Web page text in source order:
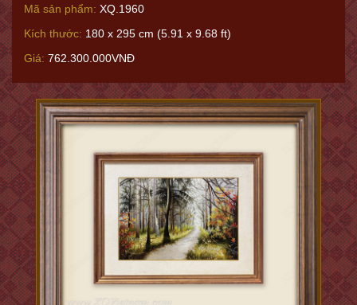
Mã sản phẩm: XQ.1960
Kích thước: 180 x 295 cm (5.91 x 9.68 ft)
Giá: 762.300.000VNĐ